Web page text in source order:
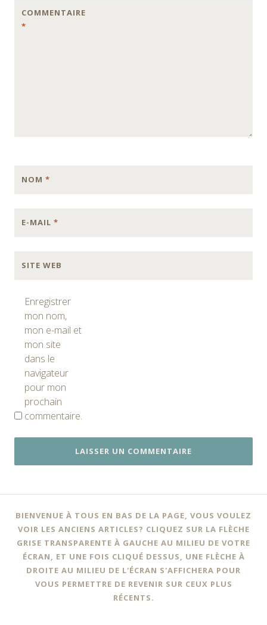
COMMENTAIRE
*
NOM *
E-MAIL *
SITE WEB
Enregistrer
mon nom,
mon e-mail et
mon site
dans le
navigateur
pour mon
prochain
commentaire.
BIENVENUE À TOUS EN BAS DE LA PAGE, VOUS VOULEZ
VOIR LES ANCIENS ARTICLES? CLIQUEZ SUR LA FLÈCHE
GRISE TRANSPARENTE À GAUCHE AU MILIEU DE VOTRE
ÉCRAN, ET UNE FOIS CLIQUÉ DESSUS, UNE FLÈCHE À
DROITE AU MILIEU DE L'ÉCRAN S'AFFICHERA POUR
VOUS PERMETTRE DE REVENIR SUR CEUX PLUS
RÉCENTS.